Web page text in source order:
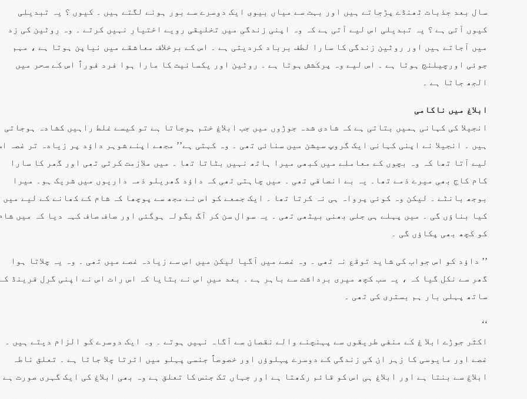
سال بعد جذبات ٹھنڈے پڑجاتے ہیں اور بہت سے میاں بیوی ایک دوسرے سے بور ہونے لگتے ہیں ۔ کیوں ؟ یہ تبدیلی
کیوں آتی ہے ؟ یہ تبدیلی اس لیے آتی ہے کہ وہ اپنی زندگی میں تخلیقی رویے اختیار نہیں کرتے ۔ وہ روٹین کی زد
میں آجاتے ہیں اور روٹین زندگی کا سارا لطف برباد کردیتی ہے ۔ اس کے برخلاف معاشقے میں نیاپن ہوتا ہے ، مہم
جوئی اورچیلنج ہوتا ہے ۔ اس لیے وہ پرکشش ہوتا ہے ۔ روٹین اور یکسانیت کا مارا ہوا فرد فوراً اس کے سحر میں
الجھ جاتا ہے ۔
ابلاغ میں ناکامی
انجیلا کی کہانی ہمیں بتاتی ہے کہ شادی شدہ جوڑوں میں جب ابلاغ ختم ہوجاتا ہے تو کیسے غلط راہیں کشادہ ہوجاتی
ہیں ۔ انجیلا نے اپنی کہانی ایک گروپ سیشن میں سنائی تھی ۔ وہ کہتی ہے’’ مجھے اپنے شوہر داؤد پر زیادہ تر غصہ
لیے آتا تھا کہ وہ بچوں کے معاملے میں کبھی میرا ہاتھ نہیں بٹاتا تھا ۔ میں ملازمت کرتی تھی اور گھر کا سارا
کام کاج بھی میرے ذمے تھا۔ یہ بے انصافی تھی ۔ میں چاہتی تھی کہ داؤد گھریلو ذمہ داریوں میں شریک ہو۔ میرا
بوجھ بانٹے ۔ لیکن وہ کوئی پرواہ ہی نہ کرتا تھا ۔ ایک جمعے کو اس نے مجھ سے پوچھا کہ شام کے کھانے کے لیے میں
کیا بناؤں گی ۔ میں پہلے ہی جلی بھنی بیٹھی تھی ۔ یہ سوال سن کر آگ بگولہ ہوگئی اور صاف صاف کہہ دیا کہ میں
کو کچھ بھی پکاؤں گی ۔
’’ داؤد کو اس جواب کی شاید توقع نہ تھی ۔ وہ غصے میں آگیا لیکن میں اس سے زیادہ غصے میں تھی ۔ وہ یہ چلاتا ہوا
گھر سے نکل گیا کہ ، یہ سب کچھ میری برداشت سے باہر ہے ۔ بعد میں اس نے بتایا کہ اس رات اس نے اپنی گرل فرینڈ
ساتھ پہلی بار ہم بستری کی تھی ۔
‘‘
اکثر جوڑے ابلا غ کے منفی طریقوں سے پہنچنے والے نقصان سے آگاہ نہیں ہوتے ۔ وہ ایک دوسرے کو الزام دیتے ہیں ۔
غصے اور مایوسی کا زہر ان کی زندگی کے دوسرے پہلوؤں اور خصوصاً جنسی پہلو میں اترتا چلا جاتا ہے ۔ تعلق ناطہ
ابلاغ سے بنتا ہے اور ابلاغ ہی اس کو قائم رکھتا ہے اور جہاں تک جنس کا تعلق ہے وہ بھی ابلاغ کی ایک گہری صورت ہے